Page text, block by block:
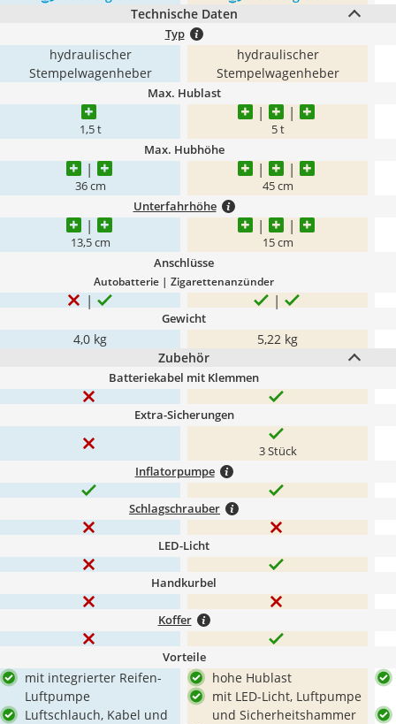
Technische Daten
Typ
hydraulischer
Stempelwagenheber
hydraulischer
Stempelwagenheber
Max. Hublast
1,5 t 5 t
Max. Hubhöhe
36 cm 45 cm
Unterfahrhöhe
13,5 cm 15 cm
Anschlüsse
Autobatterie | Zigarettenanzünder
Gewicht
4,0 kg
5,22 kg
Zubehör
Batteriekabel mit Klemmen
Extra-Sicherungen
3 Stück
Inflatorpumpe
Schlagschrauber
LED-Licht
Handkurbel
Koffer
Vorteile
mit integrierter Reifen-
Luftpumpe
Luftschlauch, Kabel und
hohe Hublast
mit LED-Licht, Luftpumpe
und Sicherheitshammer